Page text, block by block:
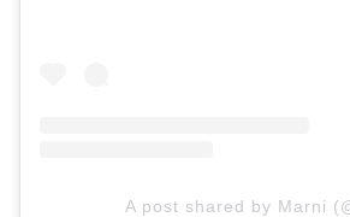
A post shared by Marni